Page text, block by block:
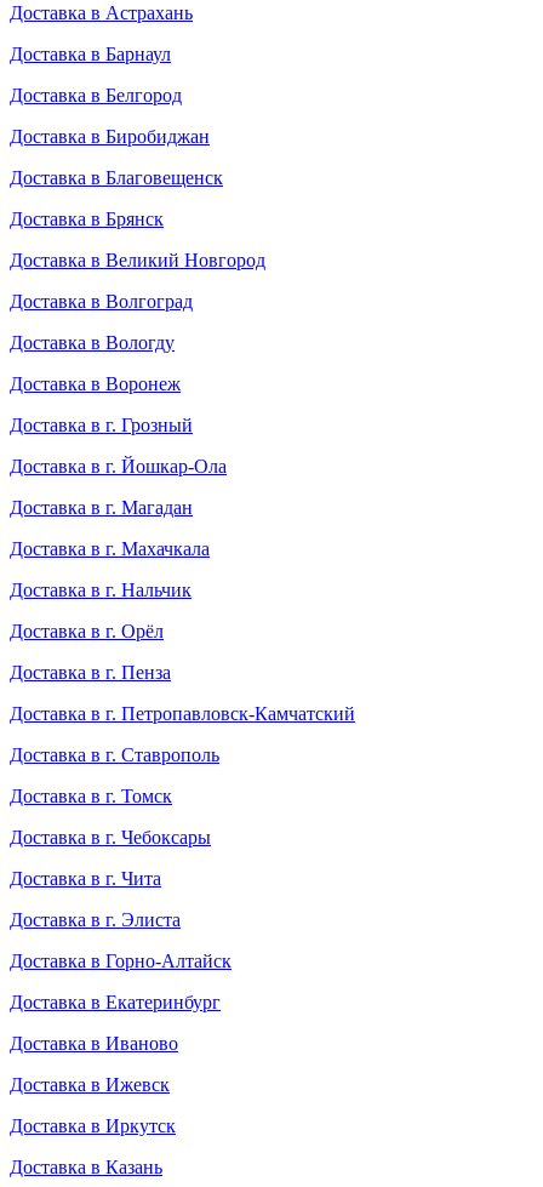
Доставка в Астрахань
Доставка в Барнаул
Доставка в Белгород
Доставка в Биробиджан
Доставка в Благовещенск
Доставка в Брянск
Доставка в Великий Новгород
Доставка в Волгоград
Доставка в Вологду
Доставка в Воронеж
Доставка в г. Грозный
Доставка в г. Йошкар-Ола
Доставка в г. Магадан
Доставка в г. Махачкала
Доставка в г. Нальчик
Доставка в г. Орёл
Доставка в г. Пенза
Доставка в г. Петропавловск-Камчатский
Доставка в г. Ставрополь
Доставка в г. Томск
Доставка в г. Чебоксары
Доставка в г. Чита
Доставка в г. Элиста
Доставка в Горно-Алтайск
Доставка в Екатеринбург
Доставка в Иваново
Доставка в Ижевск
Доставка в Иркутск
Доставка в Казань